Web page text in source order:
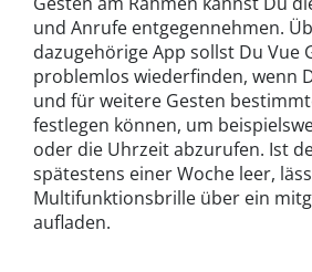
und Anrufe entgegennehmen.
dazugehörige App sollst Du Vue
problemlos wiederfinden, wenn
und für weitere Gesten
festlegen können, um
oder die Uhrzeit abzurufen. Ist
spätestens einer Woche leer,
Multifunktionsbrille über ein
aufladen.